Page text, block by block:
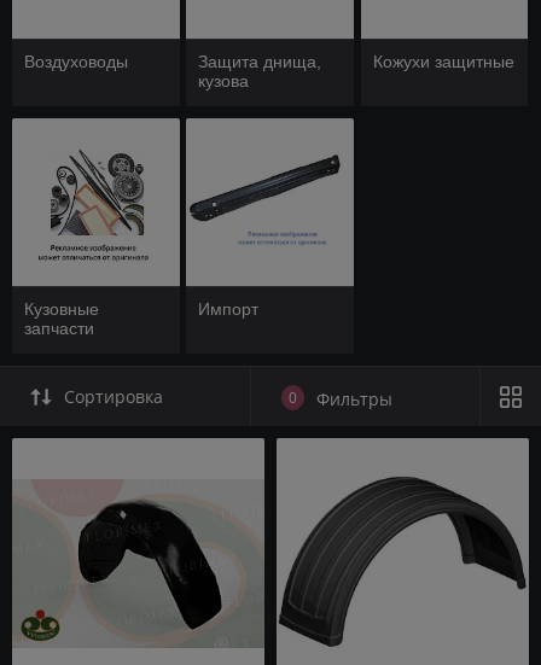
Воздуховоды
Защита днища,
кузова
Кожухи защитные
Кузовные
запчасти
Импорт
Сортировка 0 Фильтры